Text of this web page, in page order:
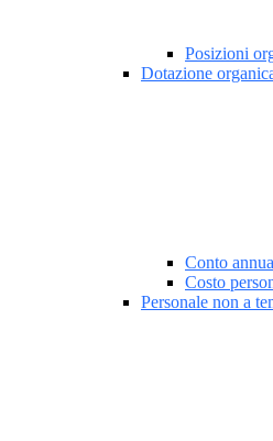
Posizioni
Dotazione
Conto
Costo
Personale non a